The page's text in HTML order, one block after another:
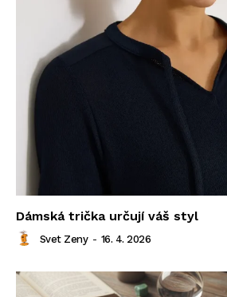
Dámská trička určují váš styl
Svet Zeny - 16. 4. 2026